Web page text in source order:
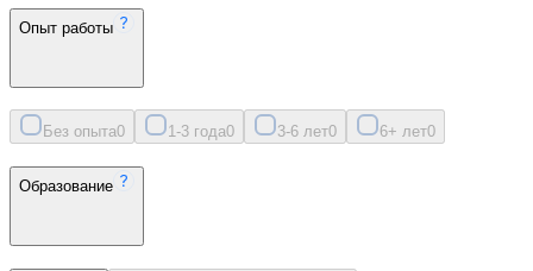
Опыт работы
Без опыта0 1-3 года0 3-6 лет0 6+ лет0
Образование